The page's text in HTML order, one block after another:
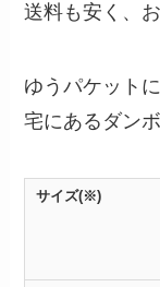
送料も安く、
ゆうパケット
宅にあるダン
サイズ(※)